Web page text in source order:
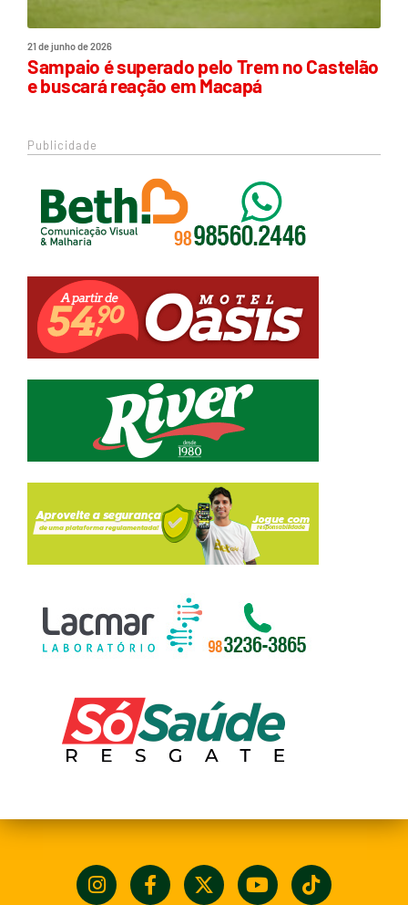
21 de junho de 2026
Sampaio é superado pelo Trem no Castelão
e buscará reação em Macapá
Publicidade